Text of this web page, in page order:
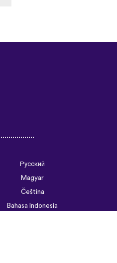
Русский
Magyar
Čeština
Bahasa Indonesia